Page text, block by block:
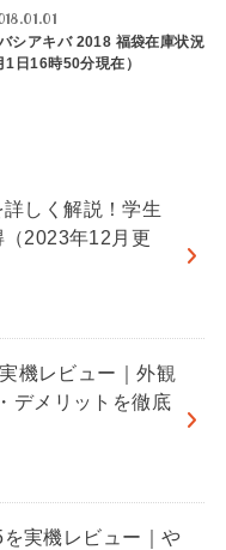
シアキバ 2018 福袋在庫状況
1日16時50分現在）
しく解説！学生
2023年12月更
機レビュー｜外観
デメリットを徹底
実機レビュー｜や